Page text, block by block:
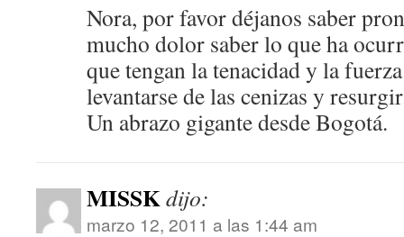
Nora, por favor déjanos saber
mucho dolor saber lo que ha
que tengan la tenacidad y la
levantarse de las cenizas y
Un abrazo gigante desde Bogotá.
MISSKdijo:
marzo 12, 2011 a las 1:44 am